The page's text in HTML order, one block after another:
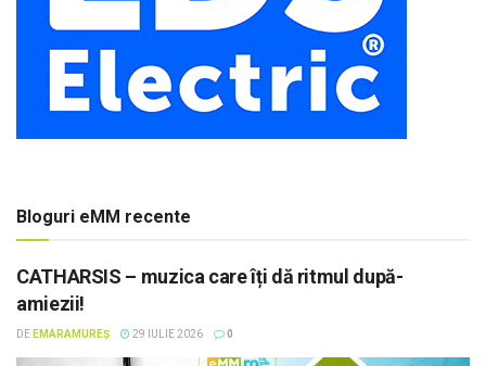
Bloguri eMM recente
CATHARSIS – muzica care îți dă ritmul după-
amiezii!
DE EMARAMUREȘ 29 IULIE 2026 0